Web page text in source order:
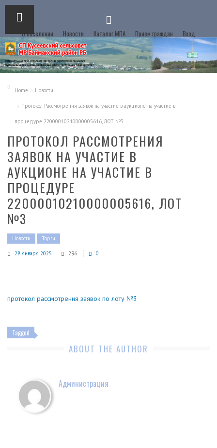
О поселении Новости Каталог МПА Прием граждан Вход
Home Новости
Протокол Рассмотрения заявок на участие в аукционе на участие в
процедуре 22000010210000005616, ЛОТ №3
ПРОТОКОЛ РАССМОТРЕНИЯ
ЗАЯВОК НА УЧАСТИЕ В
АУКЦИОНЕ НА УЧАСТИЕ В
ПРОЦЕДУРЕ
22000010210000005616, ЛОТ
№3
Новости Торги
28 января 2025 296 0
протокол рассмотрения заявок по лоту №3
Tagged
ABOUT THE AUTHOR
Администрация